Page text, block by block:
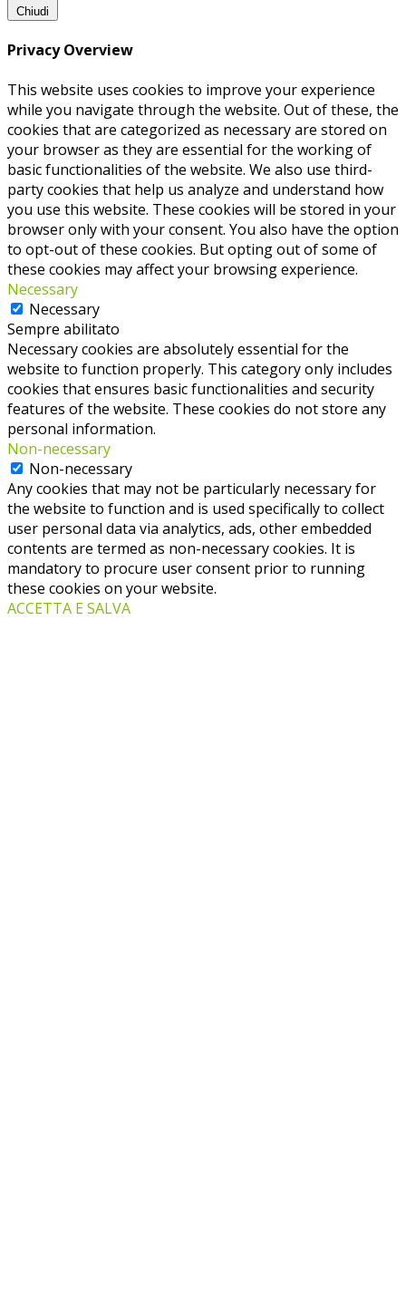
Chiudi
Privacy Overview
This website uses cookies to improve your experience
while you navigate through the website. Out of these, the
cookies that are categorized as necessary are stored on
your browser as they are essential for the working of
basic functionalities of the website. We also use third-
party cookies that help us analyze and understand how
you use this website. These cookies will be stored in your
browser only with your consent. You also have the option
to opt-out of these cookies. But opting out of some of
these cookies may affect your browsing experience.
Necessary
Necessary
Sempre abilitato
Necessary cookies are absolutely essential for the
website to function properly. This category only includes
cookies that ensures basic functionalities and security
features of the website. These cookies do not store any
personal information.
Non-necessary
Non-necessary
Any cookies that may not be particularly necessary for
the website to function and is used specifically to collect
user personal data via analytics, ads, other embedded
contents are termed as non-necessary cookies. It is
mandatory to procure user consent prior to running
these cookies on your website.
ACCETTA E SALVA